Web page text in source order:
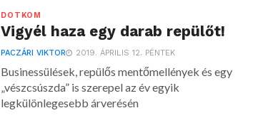
DOTKOM
Vigyél haza egy darab repülőt!
PACZÁRI VIKTOR 2019. ÁPRILIS 12. PÉNTEK
Businessülések, repülős mentőmellények és egy
„vészcsúszda” is szerepel az év egyik
legkülönlegesebb árverésén